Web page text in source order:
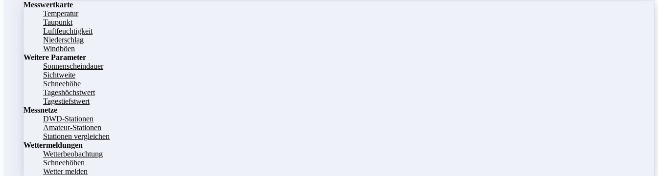
Messwertkarte
Temperatur
Taupunkt
Luftfeuchtigkeit
Niederschlag
Windböen
Weitere Parameter
Sonnenscheindauer
Sichtweite
Schneehöhe
Tageshöchstwert
Tagestiefstwert
Messnetze
DWD-Stationen
Amateur-Stationen
Stationen vergleichen
Wettermeldungen
Wetterbeobachtung
Schneehöhen
Wetter melden